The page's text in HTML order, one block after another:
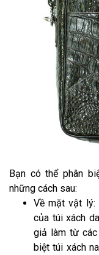
Bạn có thể phân
những cách sau:
Về mặt vật lý:
của túi xách
giả làm từ
biệt túi xách